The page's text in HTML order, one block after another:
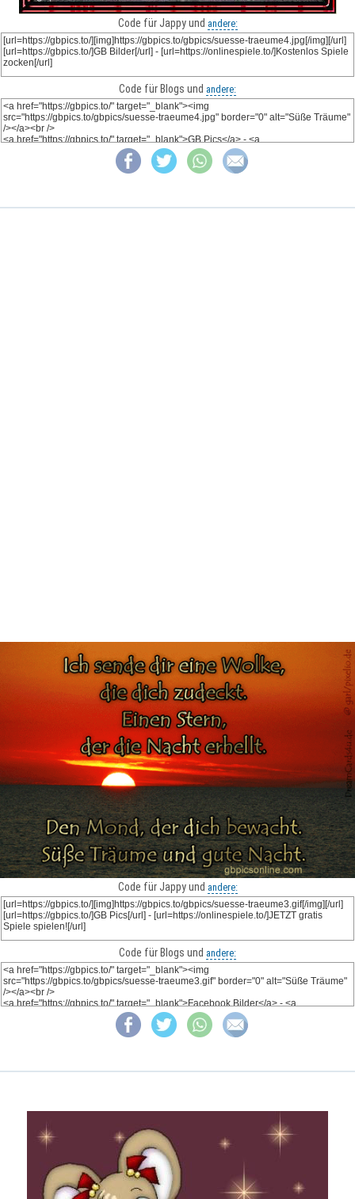
Code für Jappy und andere:
Code für Blogs und andere:
Code für Jappy und andere:
Code für Blogs und andere: